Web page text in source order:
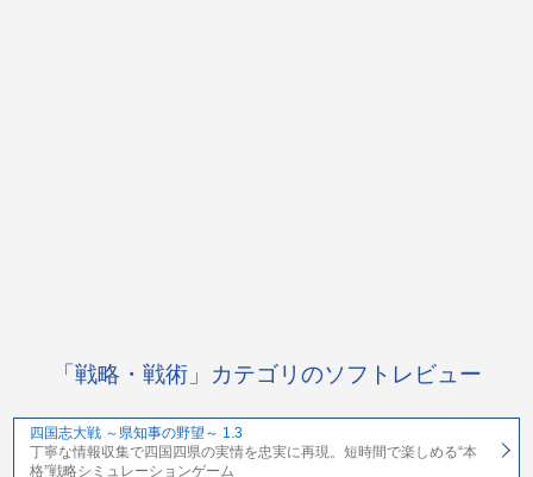
「戦略・戦術」カテゴリのソフトレビュー
四国志大戦 ～県知事の野望～ 1.3
丁寧な情報収集で四国四県の実情を忠実に再現。短時間で楽しめる“本
格”戦略シミュレーションゲーム